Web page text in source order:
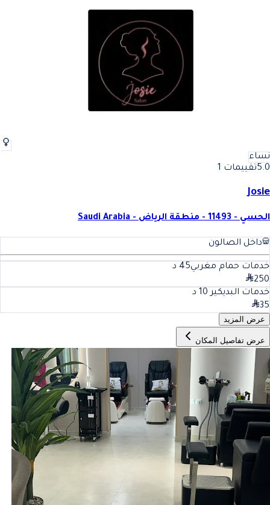
نساء
5.0تقييمات 1
Josie
الحسي - 11493 - منطقة الرياض - Saudi Arabia
داخل الصالون
خدمات حمام مغربي45 د
250
خدمات البديكير 10 د
35
عرض المزيد
عرض تفاصيل المكان